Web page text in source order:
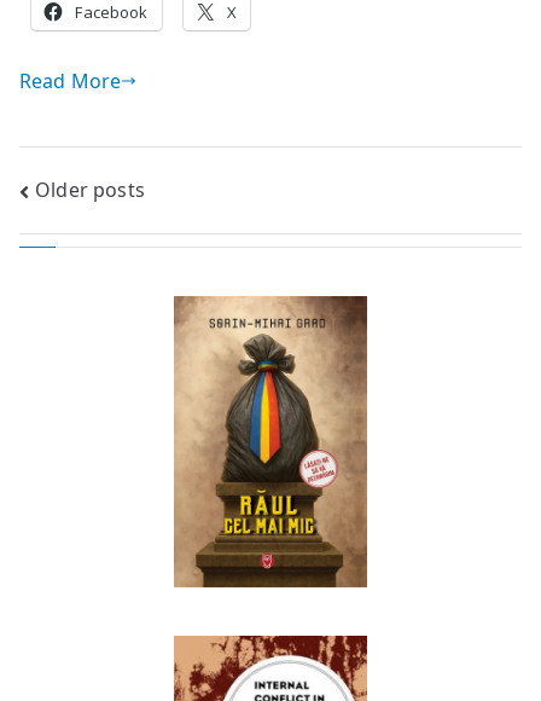
Facebook X
Read More
Posts
navigation
Older posts